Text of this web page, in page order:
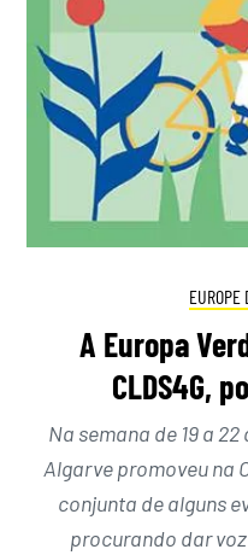
EUROPE
A Europa
CLDS4G,
Na semana de 19 a
Algarve promoveu na
conjunta de alguns
procurando dar